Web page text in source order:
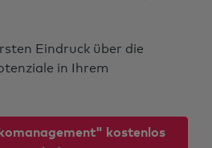
Eindruck über die
in Ihrem
kostenlos